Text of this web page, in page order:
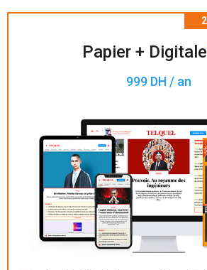
Papier + Digitale
999 DH / an